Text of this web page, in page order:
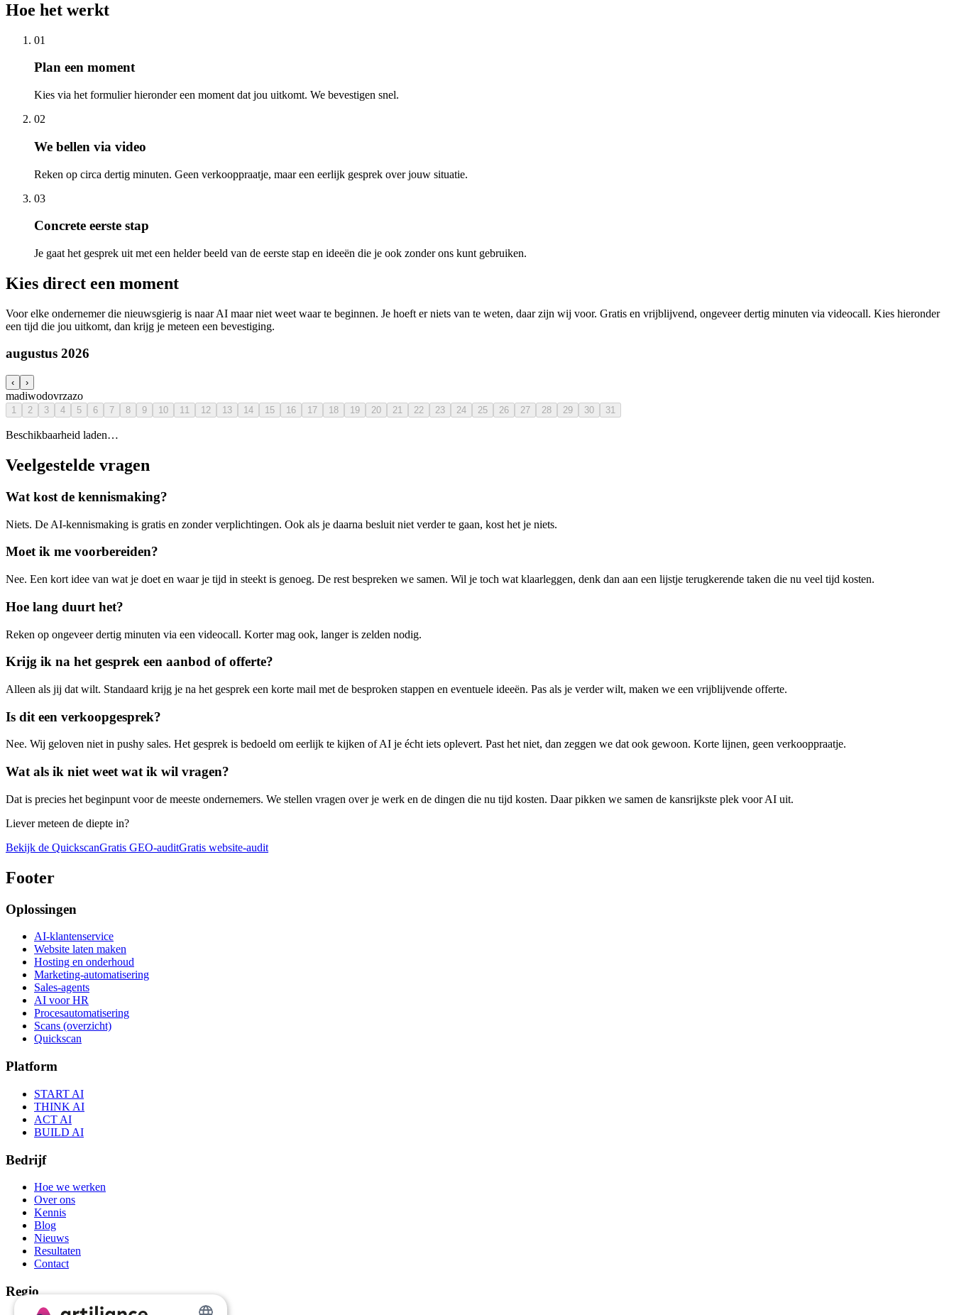
Hoe het werkt
01
Plan een moment
Kies via het formulier hieronder een moment dat jou uitkomt. We bevestigen snel.
02
We bellen via video
Reken op circa dertig minuten. Geen verkooppraatje, maar een eerlijk gesprek over jouw situatie.
03
Concrete eerste stap
Je gaat het gesprek uit met een helder beeld van de eerste stap en ideeën die je ook zonder ons kunt gebruiken.
Kies direct een moment
Voor elke ondernemer die nieuwsgierig is naar AI maar niet weet waar te beginnen. Je hoeft er niets van te weten, daar zijn wij voor. Gratis en vrijblijvend, ongeveer dertig minuten via videocall. Kies hieronder
een tijd die jou uitkomt, dan krijg je meteen een bevestiging.
augustus 2026
‹ ›
madiwodovrzazo
1 2 3 4 5 6 7 8 9 10 11 12 13 14 15 16 17 18 19 20 21 22 23 24 25 26 27 28 29 30 31
Beschikbaarheid laden…
Veelgestelde vragen
Wat kost de kennismaking?
Niets. De AI-kennismaking is gratis en zonder verplichtingen. Ook als je daarna besluit niet verder te gaan, kost het je niets.
Moet ik me voorbereiden?
Nee. Een kort idee van wat je doet en waar je tijd in steekt is genoeg. De rest bespreken we samen. Wil je toch wat klaarleggen, denk dan aan een lijstje terugkerende taken die nu veel tijd kosten.
Hoe lang duurt het?
Reken op ongeveer dertig minuten via een videocall. Korter mag ook, langer is zelden nodig.
Krijg ik na het gesprek een aanbod of offerte?
Alleen als jij dat wilt. Standaard krijg je na het gesprek een korte mail met de besproken stappen en eventuele ideeën. Pas als je verder wilt, maken we een vrijblijvende offerte.
Is dit een verkoopgesprek?
Nee. Wij geloven niet in pushy sales. Het gesprek is bedoeld om eerlijk te kijken of AI je écht iets oplevert. Past het niet, dan zeggen we dat ook gewoon. Korte lijnen, geen verkooppraatje.
Wat als ik niet weet wat ik wil vragen?
Dat is precies het beginpunt voor de meeste ondernemers. We stellen vragen over je werk en de dingen die nu tijd kosten. Daar pikken we samen de kansrijkste plek voor AI uit.
Liever meteen de diepte in?
Bekijk de QuickscanGratis GEO-auditGratis website-audit
Footer
Oplossingen
AI-klantenservice
Website laten maken
Hosting en onderhoud
Marketing-automatisering
Sales-agents
AI voor HR
Procesautomatisering
Scans (overzicht)
Quickscan
Platform
START AI
THINK AI
ACT AI
BUILD AI
Bedrijf
Hoe we werken
Over ons
Kennis
Blog
Nieuws
Resultaten
Contact
Regio